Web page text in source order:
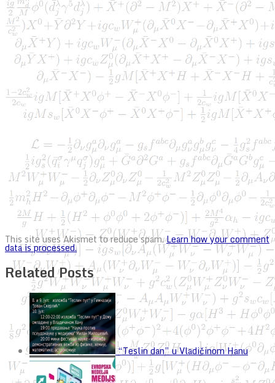
This site uses Akismet to reduce spam.Learn how your comment
data is processed.
Related Posts
“Teslin dan” u Vladičinom Hanu